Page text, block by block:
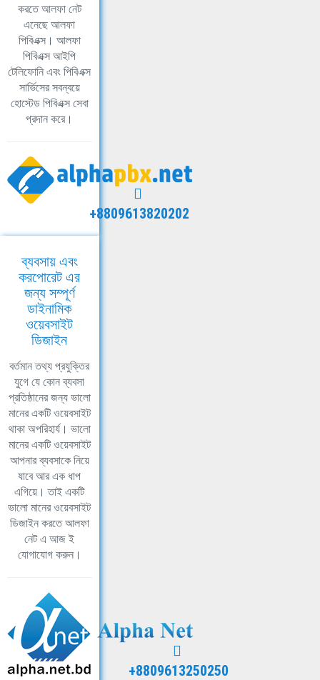
করতে আলফা নেট
এনেছে আলফা
পিবিএক্স। আলফা
পিবিএক্স আইপি
টেলিফোনি এবং পিবিএক্স
সার্ভিসের সবন্বয়ে
হোস্টেড পিবিএক্স সেবা
প্রদান করে।
+8809613820202
ব্যবসায় এবং
করপোরেট এর
জন্য সম্পূর্ণ
ডাইনামিক
ওয়েবসাইট
ডিজাইন
বর্তমান তথ্য প্রযুক্তির
যুগে যে কোন ব্যবসা
প্রতিষ্ঠানের জন্য ভালো
মানের একটি ওয়েবসাইট
থাকা অপরিহার্য। ভালো
মানের একটি ওয়েবসাইট
আপনার ব্যবসাকে নিয়ে
যাবে আর এক ধাপ
এগিয়ে। তাই একটি
ভালো মানের ওয়েবসাইট
ডিজাইন করতে আলফা
নেট এ আজ ই
যোগাযোগ করুন।
+8809613250250